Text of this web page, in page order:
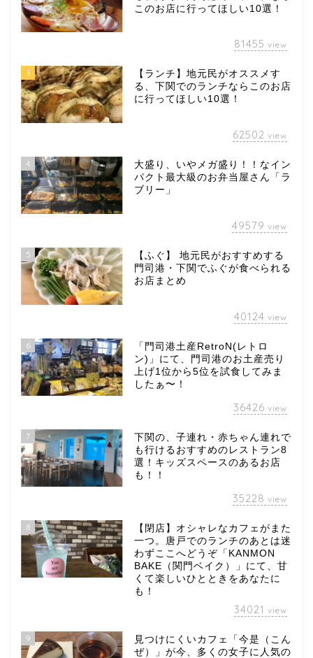
このお店に行ってほしい10選！
81455 view
3
【ランチ】地元民がオススメす
る、下関でのランチならこのお店
に行ってほしい10選！
62502 view
4
大盛り、いやメガ盛り！！なイン
パクト最大級のお弁当屋さん「ラ
ブリー」
49579 view
5
【ふぐ】 地元民がおすすめする
門司港・下関でふぐが食べられる
お店まとめ
40124 view
6
「門司港土産RetroN(レトロ
ン)」にて、門司港のお土産売り
上げ1位から5位を試食してみま
したぁ〜！
36426 view
7
下関の、子連れ・赤ちゃん連れで
も行けるおすすめのレストラン8
選！キッズスペースのあるお店
も！！
35228 view
8
【閉店】オシャレなカフェがまた
一つ。唐戸でのランチのあとは迷
わずここへどうぞ「KANMON
BAKE（関門ベイク）」にて、甘
くて楽しいひとときをあなたに
も！
34021 view
9
見つけにくいカフェ「今是（こん
ぜ）」が今、多くの女子に人気の